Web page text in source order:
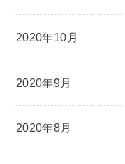
2020年10月
2020年9月
2020年8月